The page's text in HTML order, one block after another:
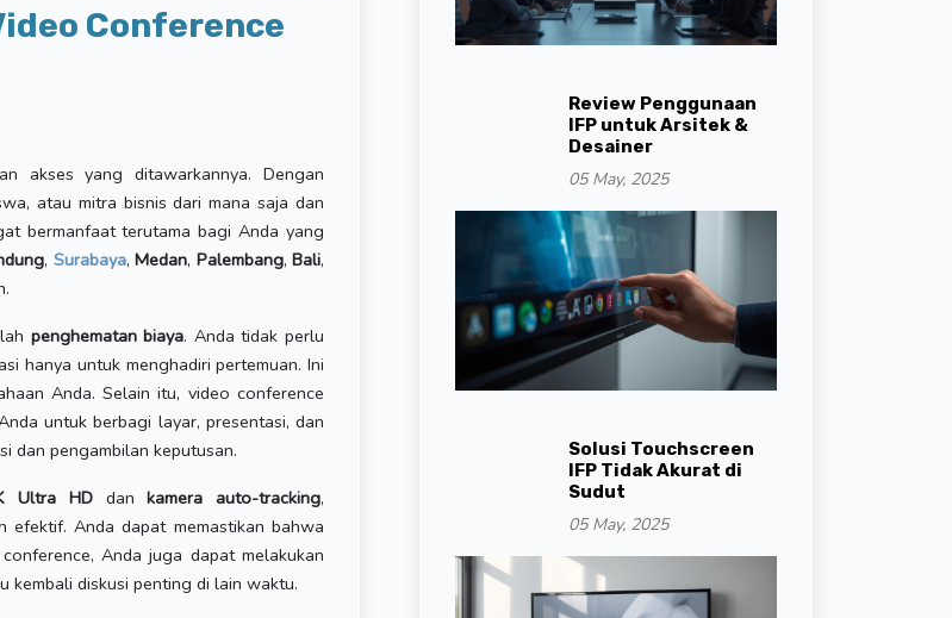
Conference
akses yang ditawarkannya. Dengan
atau mitra bisnis dari mana saja dan
bermanfaat terutama bagi Anda yang
, Surabaya,Medan, Palembang,Bali,
penghematan biaya. Anda tidak perlu
hanya untuk menghadiri pertemuan. Ini
Anda. Selain itu, video conference
untuk berbagi layar, presentasi, dan
dan pengambilan keputusan.
Ultra HDdankamera auto-tracking,
efektif. Anda dapat memastikan bahwa
Anda juga dapat melakukan
kembali diskusi penting di lain waktu.
Review Penggunaan
IFP untuk Arsitek &
Desainer
05 May, 2025
Solusi Touchscreen
IFP Tidak Akurat di
Sudut
05 May, 2025